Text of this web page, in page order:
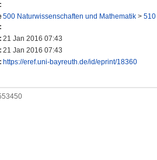
500 Naturwissenschaften und Mathematik > 510
21 Jan 2016 07:43
21 Jan 2016 07:43
https://eref.uni-bayreuth.de/id/eprint/18360